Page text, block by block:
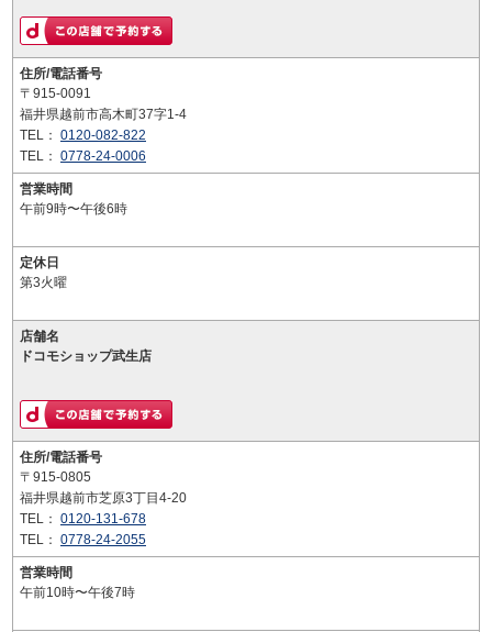
住所/電話番号
〒915-0091
福井県越前市高木町37字1-4
TEL： 0120-082-822
TEL： 0778-24-0006
営業時間
午前9時〜午後6時
定休日
第3火曜
店舗名
ドコモショップ武生店
住所/電話番号
〒915-0805
福井県越前市芝原3丁目4-20
TEL： 0120-131-678
TEL： 0778-24-2055
営業時間
午前10時〜午後7時